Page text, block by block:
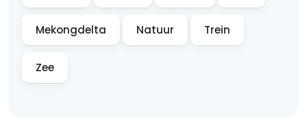
Mekongdelta Natuur Trein
Zee